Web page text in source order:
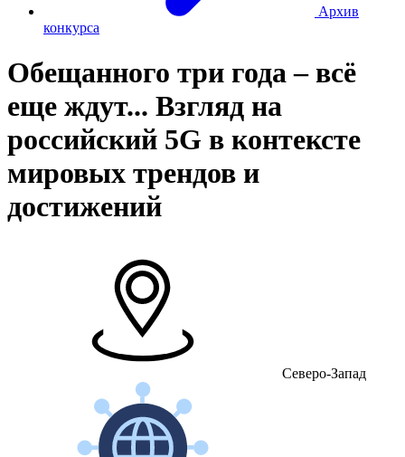
Архив
конкурса
Обещанного три года – всё
еще ждут... Взгляд на
российский 5G в контексте
мировых трендов и
достижений
Северо-Запад